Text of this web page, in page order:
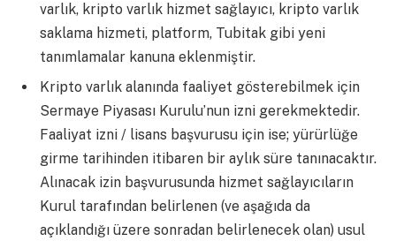
varlık, kripto varlık hizmet sağlayıcı, kripto varlık
saklama hizmeti, platform, Tubitak gibi yeni
tanımlamalar kanuna eklenmiştir.
Kripto varlık alanında faaliyet gösterebilmek için
Sermaye Piyasası Kurulu’nun izni gerekmektedir.
Faaliyat izni / lisans başvurusu için ise; yürürlüğe
girme tarihinden itibaren bir aylık süre tanınacaktır.
Alınacak izin başvurusunda hizmet sağlayıcıların
Kurul tarafından belirlenen (ve aşağıda da
açıklandığı üzere sonradan belirlenecek olan) usul